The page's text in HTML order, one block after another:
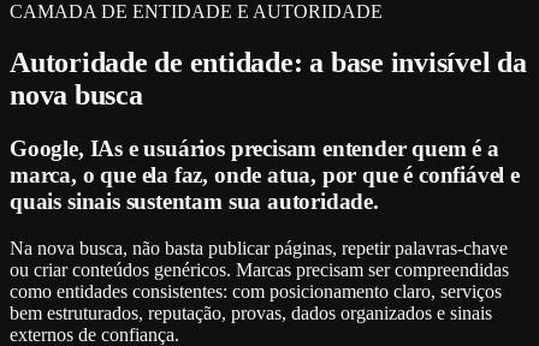
CAMADA DE ENTIDADE E AUTORIDADE
Autoridade de entidade: a base invisível da
nova busca
Google, IAs e usuários precisam entender quem é a
marca, o que ela faz, onde atua, por que é confiável e
quais sinais sustentam sua autoridade.
Na nova busca, não basta publicar páginas, repetir palavras-chave
ou criar conteúdos genéricos. Marcas precisam ser compreendidas
como entidades consistentes: com posicionamento claro, serviços
bem estruturados, reputação, provas, dados organizados e sinais
externos de confiança.